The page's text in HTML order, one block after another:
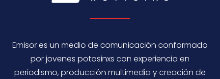
Emisor es un medio de comunicación conformado
por jovenes potosinxs con experiencia en
periodismo, producción multimedia y creación de